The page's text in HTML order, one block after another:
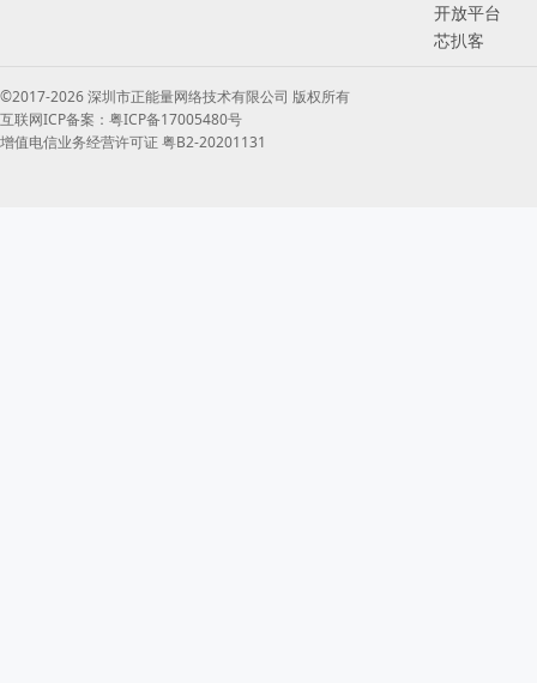
开放平台
芯扒客
©2017-2026 深圳市正能量网络技术有限公司 版权所有
互联网ICP备案：粤ICP备17005480号
增值电信业务经营许可证 粤B2-20201131